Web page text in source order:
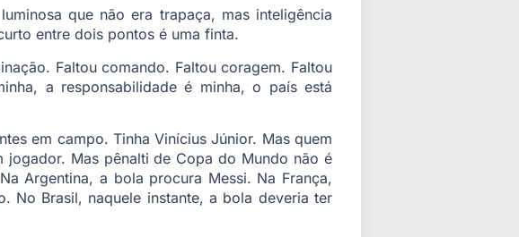
que não era trapaça, mas inteligência
entre dois pontos é uma finta.
Faltou comando. Faltou coragem. Faltou
a responsabilidade é minha, o país está
em campo. Tinha Vinícius Júnior. Mas quem
Mas pênalti de Copa do Mundo não é
Argentina, a bola procura Messi. Na França,
No Brasil, naquele instante, a bola deveria ter